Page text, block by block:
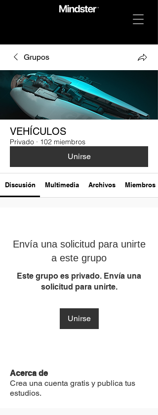
Grupos
VEHÍCULOS
Privado · 102 miembros
Unirse
Discusión Multimedia Archivos Miembros
Envía una solicitud para unirte
a este grupo
Este grupo es privado. Envía una
solicitud para unirte.
Unirse
Acerca de
Crea una cuenta gratis y publica tus
estudios.